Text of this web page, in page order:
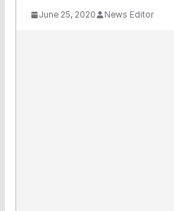
June 25, 2020 News Editor